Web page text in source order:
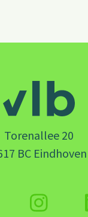
Torenallee 20
BC Eindhoven